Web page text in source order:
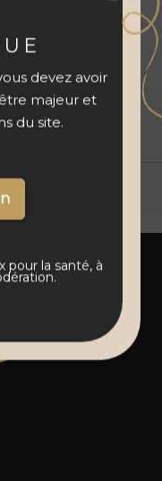
Paiement sécurisé
devez avoir
majeur et
du site.
pour la santé, à